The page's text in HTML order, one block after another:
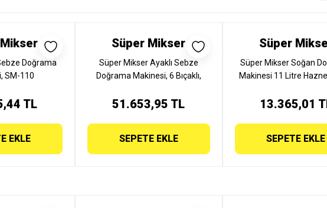
Doğrama
SM-110
TL
EKLE
Süper Mikser
Süper Mikser Ayaklı Sebze
Doğrama Makinesi, 6 Bıçaklı,
51.653,95 TL
SEPETE EKLE
Süper
Süper Mikser Soğan
Makinesi 11 Litre
13.365,01
SEPETE EKLE